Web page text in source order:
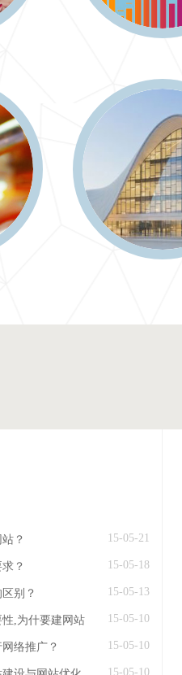
？ 15-05-21
？ 15-05-18
别？ 15-05-13
,为什要建网站 15-05-10
络推广？ 15-05-10
15-05-10